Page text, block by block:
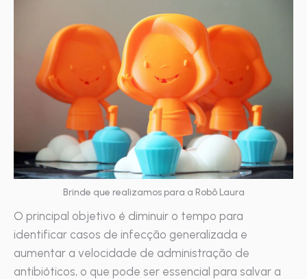
Brinde que realizamos para a Robô Laura
O principal objetivo é diminuir o tempo para
identificar casos de infecção generalizada e
aumentar a velocidade de administração de
antibióticos, o que pode ser essencial para salvar a